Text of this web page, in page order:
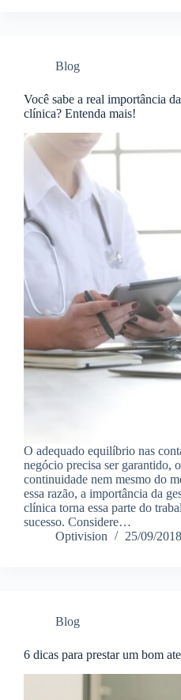
Blog
Você sabe a real importância
clínica? Entenda mais!
O adequado equilíbrio nas
negócio precisa ser garantido,
continuidade nem mesmo do
essa razão, a importância da
clínica torna essa parte do
sucesso. Considere…
Optivision
25/09/2018
Blog
6 dicas para prestar um bom